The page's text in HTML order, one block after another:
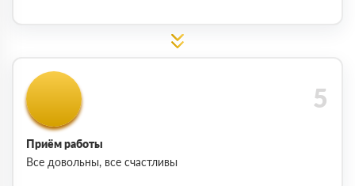
Приём работы
Все довольны, все счастливы